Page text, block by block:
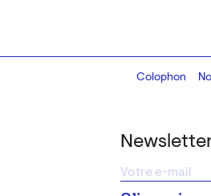
Colophon
Design: